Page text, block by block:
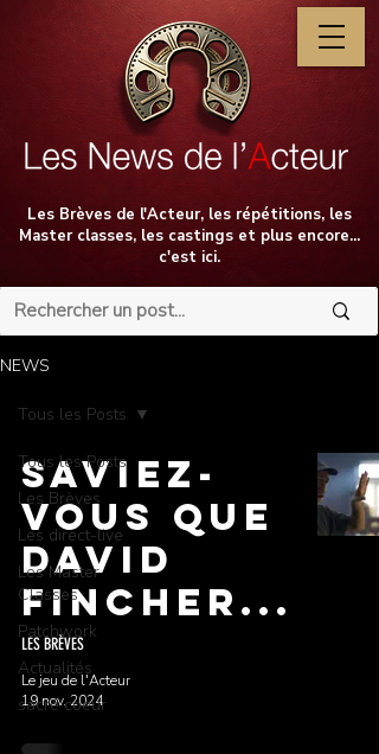
Les Brèves de l'Acteur, les répétitions, les
Master classes, les castings et plus encore...
c'est ici.
NEWS
Tous les Posts
Les Brèves
Les direct-live
Les Master
Classes
Patchwork
Actualités
sacré coeur
Tous les Posts
Saviez-
vous que
DAVID
FINCHER...
LES BRÈVES
Le jeu de l'Acteur
19 nov. 2024